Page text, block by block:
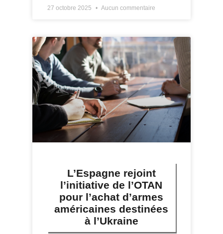
27 octobre 2025 Aucun commentaire
L’Espagne rejoint
l’initiative de l’OTAN
pour l’achat d’armes
américaines destinées
à l’Ukraine